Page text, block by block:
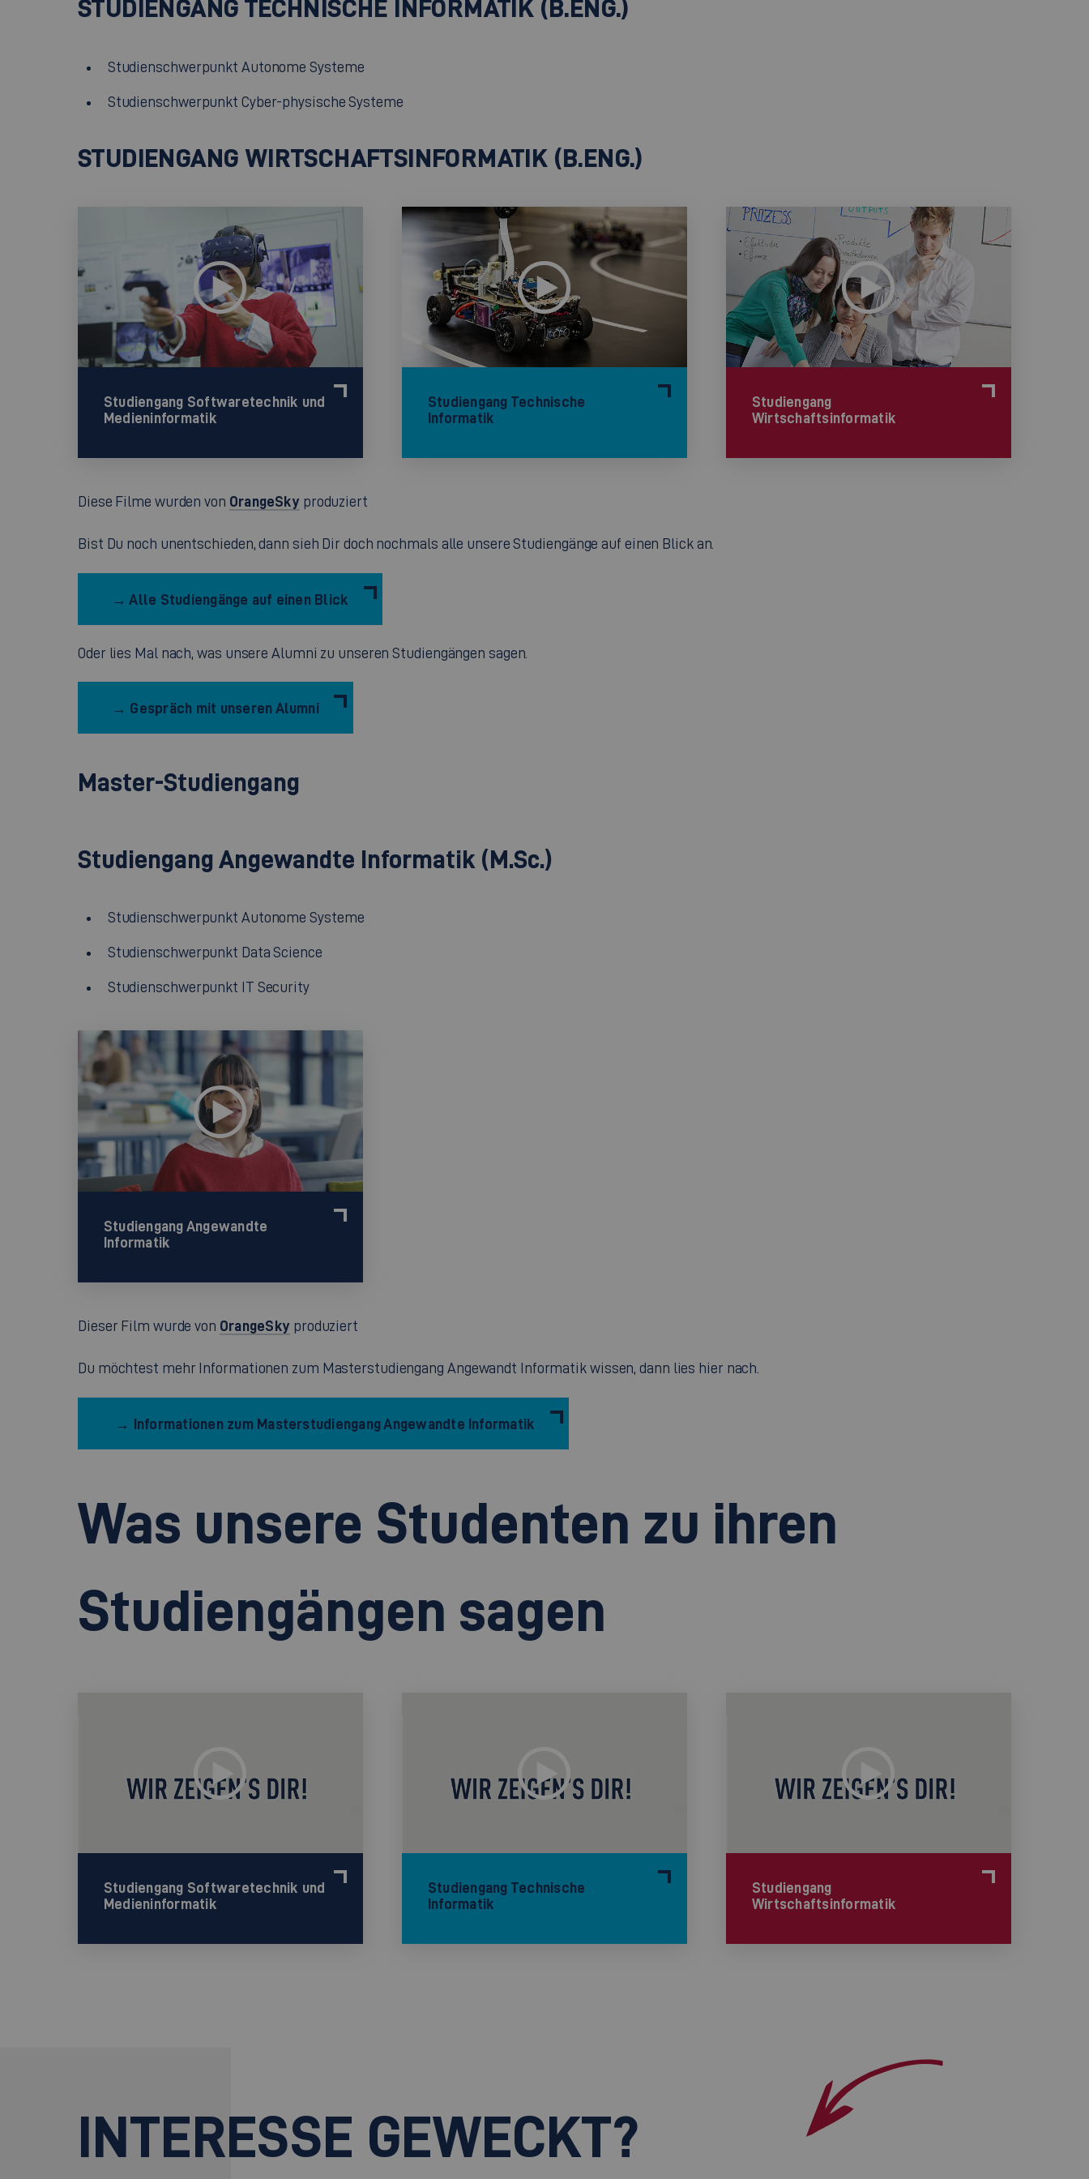
STUDIENGANG TECHNISCHE INFORMATIK (B.ENG.)
Studienschwerpunkt Autonome Systeme
Studienschwerpunkt Cyber-physische Systeme
STUDIENGANG WIRTSCHAFTSINFORMATIK (B.ENG.)
Studiengang Softwaretechnik und
Medieninformatik
Studiengang Technische
Informatik
Studiengang
Wirtschaftsinformatik
Diese Filme wurden von OrangeSky produziert
Bist Du noch unentschieden, dann sieh Dir doch nochmals alle unsere Studiengänge auf einen Blick an.
→ Alle Studiengänge auf einen Blick
Oder lies Mal nach, was unsere Alumni zu unseren Studiengängen sagen.
→ Gespräch mit unseren Alumni
Master-Studiengang
Studiengang Angewandte Informatik (M.Sc.)
Studienschwerpunkt Autonome Systeme
Studienschwerpunkt Data Science
Studienschwerpunkt IT Security
Studiengang Angewandte
Informatik
Dieser Film wurde von OrangeSky produziert
Du möchtest mehr Informationen zum Masterstudiengang Angewandt Informatik wissen, dann lies hier nach.
→ Informationen zum Masterstudiengang Angewandte Informatik
Was unsere Studenten zu ihren
Studiengängen sagen
Studiengang Softwaretechnik und
Medieninformatik
Studiengang Technische
Informatik
Studiengang
Wirtschaftsinformatik
INTERESSE GEWECKT?